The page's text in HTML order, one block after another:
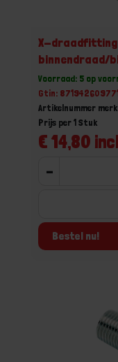
X-draadfitting
binnendraad/
Voorraad: 5 op
Gtin:
Artikelnummer
€ 14,80
Prijs per 1 Stuk
-
Bestel nu!